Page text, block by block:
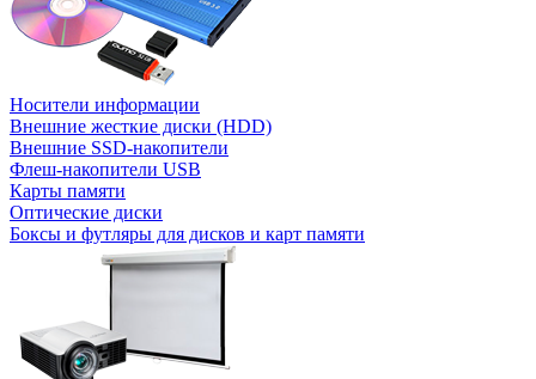
Носители информации
Внешние жесткие диски (HDD)
Внешние SSD-накопители
Флеш-накопители USB
Карты памяти
Оптические диски
Боксы и футляры для дисков и карт памяти